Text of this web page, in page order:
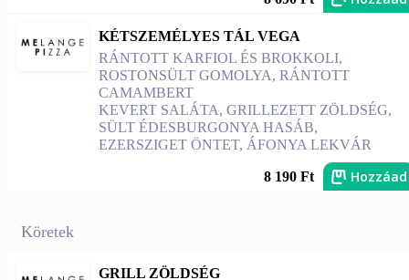
KÉTSZEMÉLYES TÁL VEGA
RÁNTOTT KARFIOL ÉS BROKKOLI,
ROSTONSÜLT GOMOLYA, RÁNTOTT
CAMAMBERT
KEVERT SALÁTA, GRILLEZETT ZÖLDSÉG,
SÜLT ÉDESBURGONYA HASÁB,
EZERSZIGET ÖNTET, ÁFONYA LEKVÁR
8 190 Ft Hozzáad
Köretek
GRILL ZÖLDSÉG